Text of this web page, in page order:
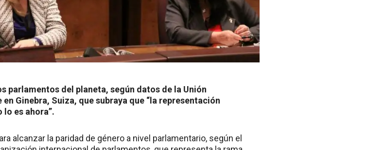
parlamentos del planeta, según datos de la Unión
Ginebra, Suiza, que subraya que “la representación
es ahora”.
alcanzar la paridad de género a nivel parlamentario, según el